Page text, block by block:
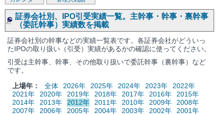
証券会社別、IPO引受実績一覧。主幹事・幹事・裏幹事
（委託幹事）実績数を掲載
証券会社別の幹事などの実績一覧表です。各証券会社がどういっ
たIPOの取り扱い（引受）実績があるかの確認に使ってください。
引受は主幹事、幹事、その他取り扱いで委託幹事（裏幹事）など
です。
上場年：
全体 2026年 2025年 2024年 2023年
2022年
2021年
2020年 2019年 2018年 2017年 2016年
2015年
2014年
2013年 2012年 2011年 2010年 2009年
2008年
2007年
2006年 2005年 2004年 2003年 2002年
2001年